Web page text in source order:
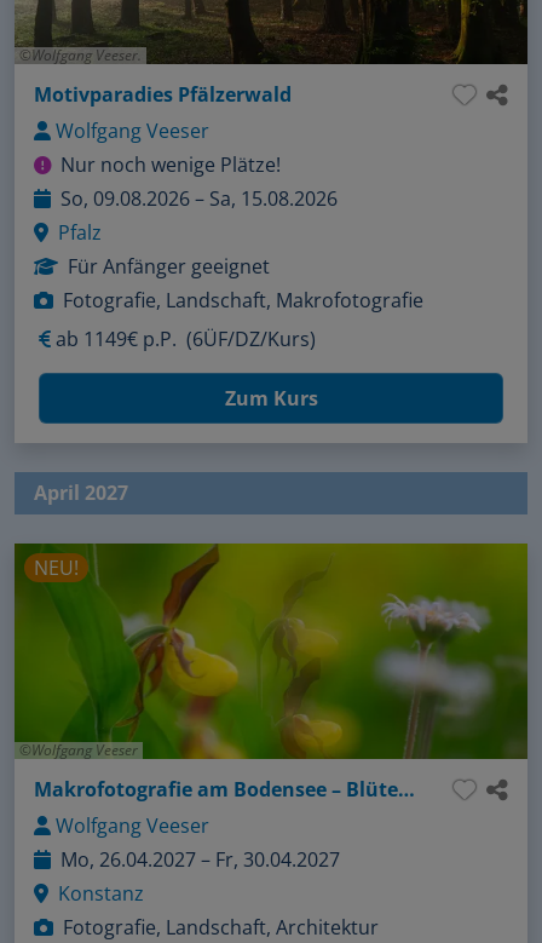
Wolfgang Veeser.
Motivparadies Pfälzerwald
Wolfgang Veeser
Nur noch wenige Plätze!
So, 09.08.2026 – Sa, 15.08.2026
Pfalz
Für Anfänger geeignet
Fotografie, Landschaft, Makrofotografie
ab 1149€ p.P. (6ÜF/DZ/Kurs)
Zum Kurs
April 2027
Wolfgang Veeser
NEU!
Makrofotografie am Bodensee – Blüten kreativ in Szene setzen
Wolfgang Veeser
Mo, 26.04.2027 – Fr, 30.04.2027
Konstanz
Fotografie, Landschaft, Architektur